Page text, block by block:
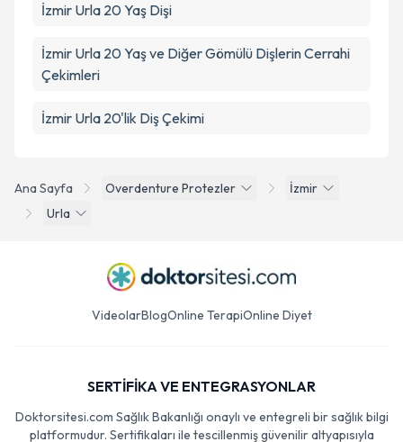
Ana Sayfa Overdenture Protezler
İzmir
Urla
İzmir Urla 20 Yaş Dişi
İzmir Urla 20 Yaş ve Diğer Gömülü Dişlerin Cerrahi
Çekimleri
İzmir Urla 20'lik Diş Çekimi
VideolarBlogOnline TerapiOnline Diyet
SERTİFİKA VE ENTEGRASYONLAR
Doktorsitesi.com Sağlık Bakanlığı onaylı ve entegreli bir sağlık bilgi
platformudur. Sertifikaları ile tescillenmiş güvenilir altyapısıyla